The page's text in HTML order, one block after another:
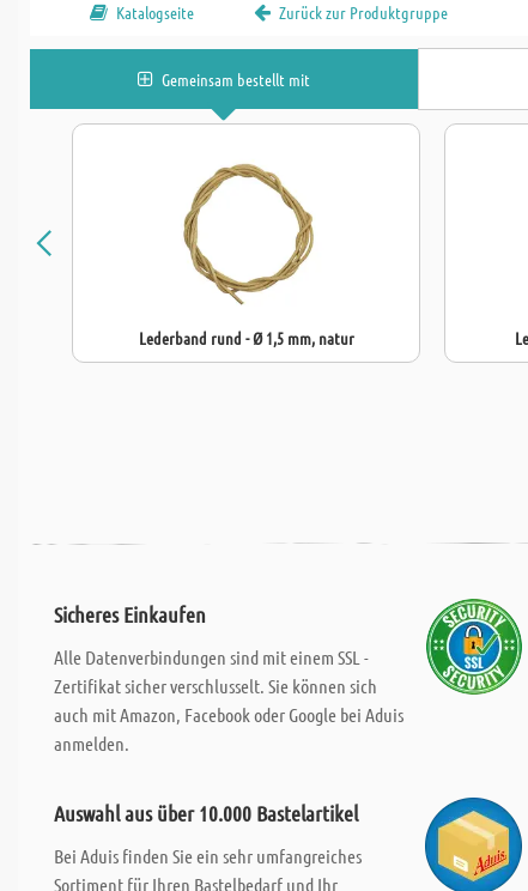
Katalogseite Zurück zur Produktgruppe
Gemeinsam bestellt mit
Lederband rund - Ø 1,5 mm, natur
Sicheres Einkaufen
Alle Datenverbindungen sind mit einem SSL -
Zertifikat sicher verschlusselt. Sie können sich
auch mit Amazon, Facebook oder Google bei Aduis
anmelden.
Auswahl aus über 10.000 Bastelartikel
Bei Aduis finden Sie ein sehr umfangreiches
Sortiment für Ihren Bastelbedarf und Ihr